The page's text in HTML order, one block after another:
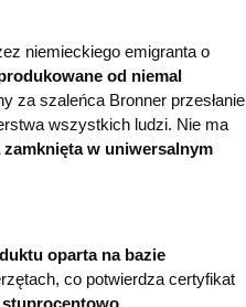
niemieckiego emigranta o
od niemal
za szaleńca Bronner przesłanie
wszystkich ludzi. Nie ma
w uniwersalnym
oparta na bazie
co potwierdza certyfikat